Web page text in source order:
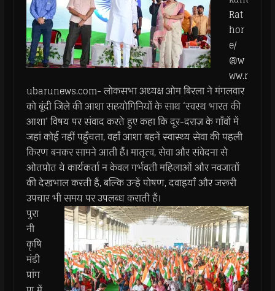
Rat
hor
e/
@w
ww.r
ubarunews.com- लोकसभा अध्यक्ष ओम बिरला ने मंगलवार
को बूंदी जिले की आशा सहयोगिनियों के साथ ‘स्वस्थ भारत की
आशा’ विषय पर संवाद करते हुए कहा कि दूर-दराज़ के गाँवों में
जहां कोई नहीं पहुँचता, वहाँ आशा बहनें स्वास्थ्य सेवा की पहली
किरण बनकर सामने आती हैं। मातृत्व, सेवा और संवेदना से
ओतप्रोत ये कार्यकर्ता न केवल गर्भवती महिलाओं और नवजातों
की देखभाल करती हैं, बल्कि उन्हें पोषण, दवाइयाँ और जरूरी
उपचार भी समय पर उपलब्ध कराती हैं।
पुरा
नी
कृषि
मंडी
प्रांग